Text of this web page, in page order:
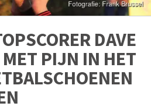
DAVE
PIJN IN HET